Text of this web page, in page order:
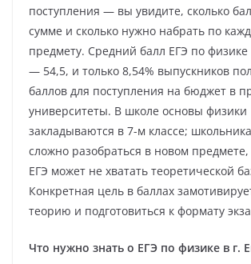
поступления — вы увидите, сколько
сумме и сколько нужно набрать по
предмету. Средний балл ЕГЭ по физике
— 54,5, и только 8,54% выпускников
баллов для поступления на бюджет в
университеты. В школе основы физики
закладываются в 7-м классе;
сложно разобраться в новом
ЕГЭ может не хватать теоретической
Конкретная цель в баллах
теорию и подготовиться к формату
Что нужно знать о ЕГЭ по физике в г.